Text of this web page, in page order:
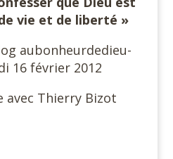
vie et de liberté »
aubonheurdedieu-
16 février 2012
avec Thierry Bizot